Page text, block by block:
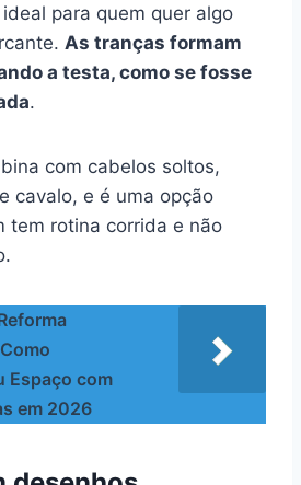
para quem quer algo
As tranças formam
a testa, como se fosse
.
com cabelos soltos,
cavalo, e é uma opção
tem rotina corrida e não
Espaço com
em 2026